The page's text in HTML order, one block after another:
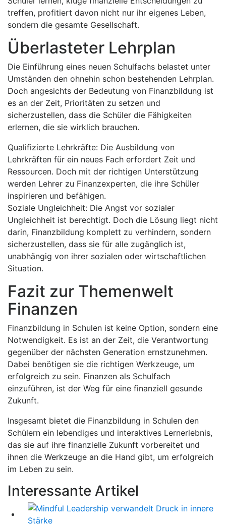
treffen, profitiert davon nicht nur ihr eigenes Leben,
sondern die gesamte Gesellschaft.
Überlasteter Lehrplan
Die Einführung eines neuen Schulfachs belastet unter
Umständen den ohnehin schon bestehenden Lehrplan.
Doch angesichts der Bedeutung von Finanzbildung ist
es an der Zeit, Prioritäten zu setzen und
sicherzustellen, dass die Schüler die Fähigkeiten
erlernen, die sie wirklich brauchen.
Qualifizierte Lehrkräfte: Die Ausbildung von
Lehrkräften für ein neues Fach erfordert Zeit und
Ressourcen. Doch mit der richtigen Unterstützung
werden Lehrer zu Finanzexperten, die ihre Schüler
inspirieren und befähigen.
Soziale Ungleichheit: Die Angst vor sozialer
Ungleichheit ist berechtigt. Doch die Lösung liegt nicht
darin, Finanzbildung komplett zu verhindern, sondern
sicherzustellen, dass sie für alle zugänglich ist,
unabhängig von ihrer sozialen oder wirtschaftlichen
Situation.
Fazit zur Themenwelt
Finanzen
Finanzbildung in Schulen ist keine Option, sondern eine
Notwendigkeit. Es ist an der Zeit, die Verantwortung
gegenüber der nächsten Generation ernstzunehmen.
Dabei benötigen sie die richtigen Werkzeuge, um
erfolgreich zu sein. Finanzen als Schulfach
einzuführen, ist der Weg für eine finanziell gesunde
Zukunft.
Insgesamt bietet die Finanzbildung in Schulen den
Schülern ein lebendiges und interaktives Lernerlebnis,
das sie auf ihre finanzielle Zukunft vorbereitet und
ihnen die Werkzeuge an die Hand gibt, um erfolgreich
im Leben zu sein.
Interessante Artikel